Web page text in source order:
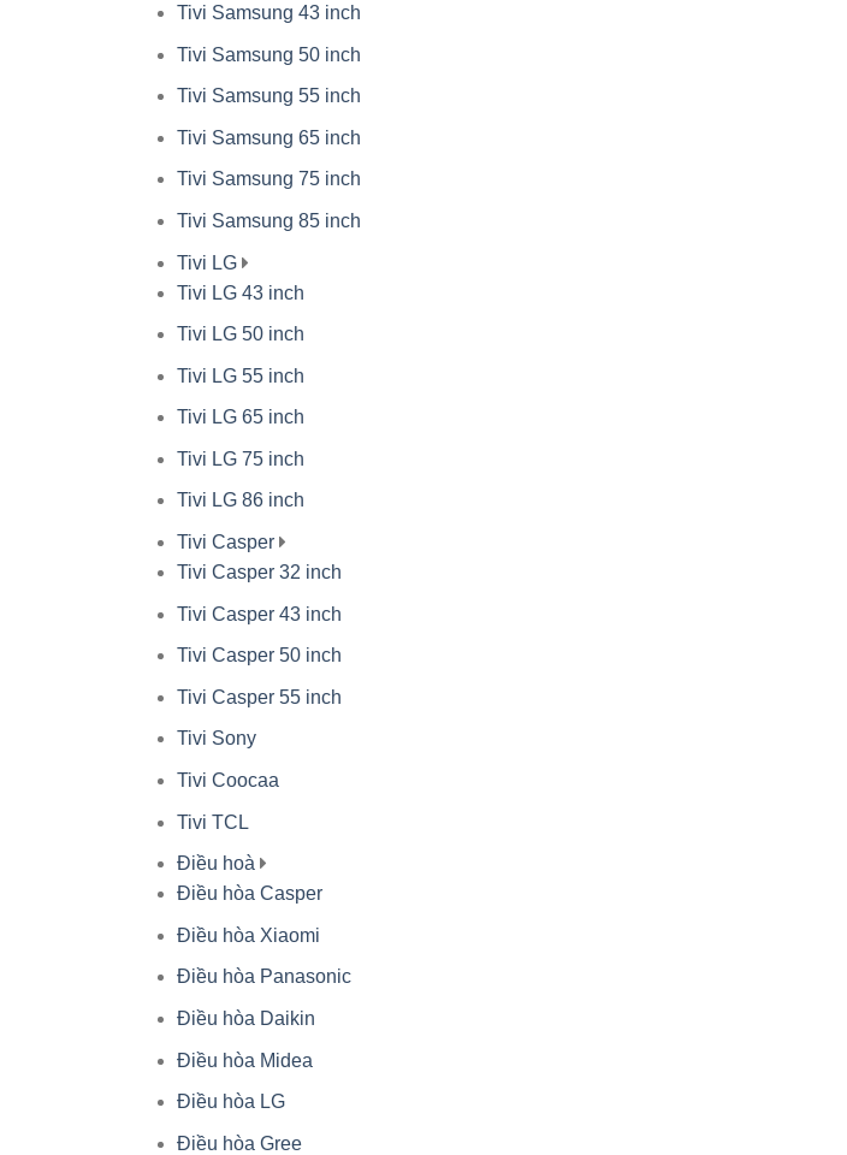
Tivi Samsung 43 inch
Tivi Samsung 50 inch
Tivi Samsung 55 inch
Tivi Samsung 65 inch
Tivi Samsung 75 inch
Tivi Samsung 85 inch
Tivi LG
Tivi LG 43 inch
Tivi LG 50 inch
Tivi LG 55 inch
Tivi LG 65 inch
Tivi LG 75 inch
Tivi LG 86 inch
Tivi Casper
Tivi Casper 32 inch
Tivi Casper 43 inch
Tivi Casper 50 inch
Tivi Casper 55 inch
Tivi Sony
Tivi Coocaa
Tivi TCL
Điều hoà
Điều hòa Casper
Điều hòa Xiaomi
Điều hòa Panasonic
Điều hòa Daikin
Điều hòa Midea
Điều hòa LG
Điều hòa Gree